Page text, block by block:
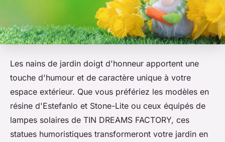
Les nains de jardin doigt d'honneur apportent une
touche d'humour et de caractère unique à votre
espace extérieur. Que vous préfériez les modèles en
résine d'Estefanlo et Stone-Lite ou ceux équipés de
lampes solaires de TIN DREAMS FACTORY, ces
statues humoristiques transformeront votre jardin en